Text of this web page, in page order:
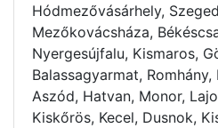
Hódmezővásárhely,
Mezőkovácsháza,
Nyergesújfalu, Kismaros,
Balassagyarmat,
Aszód, Hatvan, Monor,
Kiskőrös, Kecel, Dusnok,